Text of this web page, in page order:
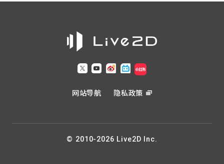
网站导航 隐私政策
© 2010-2026 Live2D Inc.